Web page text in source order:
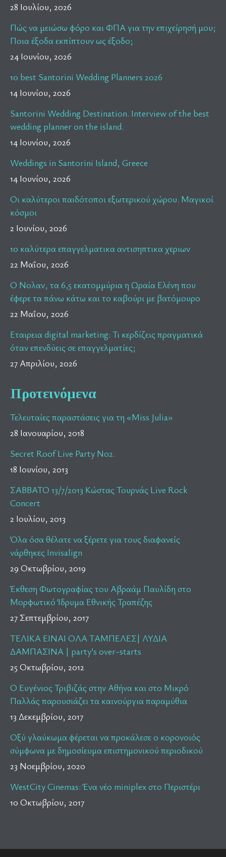
28 Ιουλίου, 2026
Πώς να μειώσω φόρο και ΦΠΑ για την επιχείρησή μου;
Ποια έξοδα εκπίπτουν ως έξοδο;
24 Ιουνίου, 2026
10 best Santorini Wedding Planners 2026
14 Ιουνίου, 2026
Santorini Wedding Destination. Interview of the best
wedding planner on the island.
14 Ιουνίου, 2026
Weddings in Santorini Island, Greece
14 Ιουνίου, 2026
Οι καλύτεροι παιδότοποι εξωτερικού χώρου. Μαγικοί
κόσμοι
2 Ιουνίου, 2026
10 καλύτερα επαγγελματικα αντισηπτικα χεριων
22 Μαΐου, 2026
Ο Νολαν, τα 6,5 εκατομμύρια η Ωραία Ελένη που
έφερε τα πάνω κάτω και το καβούρι με βατόμουρο
22 Μαΐου, 2026
Εταιρεια digital marketing: Τι κερδίζεις πραγματικά
όταν επενδύεις σε επαγγελματίες;
27 Απριλίου, 2026
Προτεινόμενα
Τελευταίες παραστάσεις για τη «Miss Julia»
28 Ιανουαρίου, 2018
Secret Roof Live Party No2.
18 Ιουνίου, 2013
ΣΑΒΒΑΤΟ 13/7/2013 Κώστας Τουρνάς Live Rock
Concert
2 Ιουλίου, 2013
Όλα όσα θέλατε να ξέρετε για τους διαφανείς
νάρθηκες Invisalign
29 Οκτωβρίου, 2019
Έκθεση Φωτογραφίας του Αβραάμ Παυλίδη στο
Μορφωτικό Ίδρυμα Εθνικής Τραπέζης
27 Σεπτεμβρίου, 2017
ΤΕΛΙΚΑ ΕΙΝΑΙ ΟΛΑ ΤΑΜΠΕΛΕΣ| ΛΥΔΙΑ
ΔΑΜΠΑΣΙΝΑ | party’s over-starts
25 Οκτωβρίου, 2012
Ο Ευγένιος Τριβιζάς στην Αθήνα και στο Μικρό
Παλλάς παρουσιάζει τα καινούργια παραμύθια
13 Δεκεμβρίου, 2017
Οξύ γλαύκωμα φέρεται να προκάλεσε ο κορονοιός
σύμφωνα με δημοσίευμα επιστημονικού περιοδικού
23 Νοεμβρίου, 2020
WestCity Cinemas: Ένα νέο miniplex στο Περιστέρι
10 Οκτωβρίου, 2017